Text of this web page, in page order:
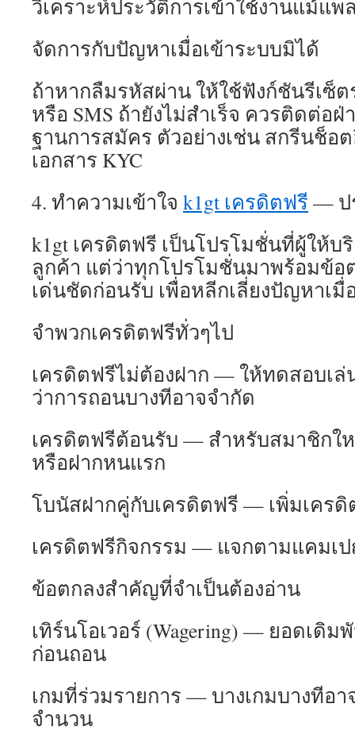
วิเคราะห์ประวัติการเข้าใช้งานแม้แ
จัดการกับปัญหาเมื่อเข้าระบบมิได้
ถ้าหากลืมรหัสผ่าน ให้ใช้ฟังก์ชันรีเซ็
หรือ SMS ถ้ายังไม่สำเร็จ ควรติดต่อ
ฐานการสมัคร ตัวอย่างเช่น สกรีนช็อ
เอกสาร KYC
4. ทำความเข้าใจ k1gt เครดิตฟรี — ป
k1gt เครดิตฟรี เป็นโปรโมชั่นที่ผู้ให้บ
ลูกค้า แต่ว่าทุกโปรโมชั่นมาพร้อมข้อ
เด่นชัดก่อนรับ เพื่อหลีกเลี่ยงปัญหาเมื่
จำพวกเครดิตฟรีทั่วๆไป
เครดิตฟรีไม่ต้องฝาก — ให้ทดสอบเ
ว่าการถอนบางทีอาจจำกัด
เครดิตฟรีต้อนรับ — สำหรับสมาชิกใ
หรือฝากหนแรก
โบนัสฝากคู่กับเครดิตฟรี — เพิ่มเครดิ
เครดิตฟรีกิจกรรม — แจกตามแคมเ
ข้อตกลงสำคัญที่จำเป็นต้องอ่าน
เทิร์นโอเวอร์ (Wagering) — ยอดเดิ
ก่อนถอน
เกมที่ร่วมรายการ — บางเกมบางทีอ
จำนวน